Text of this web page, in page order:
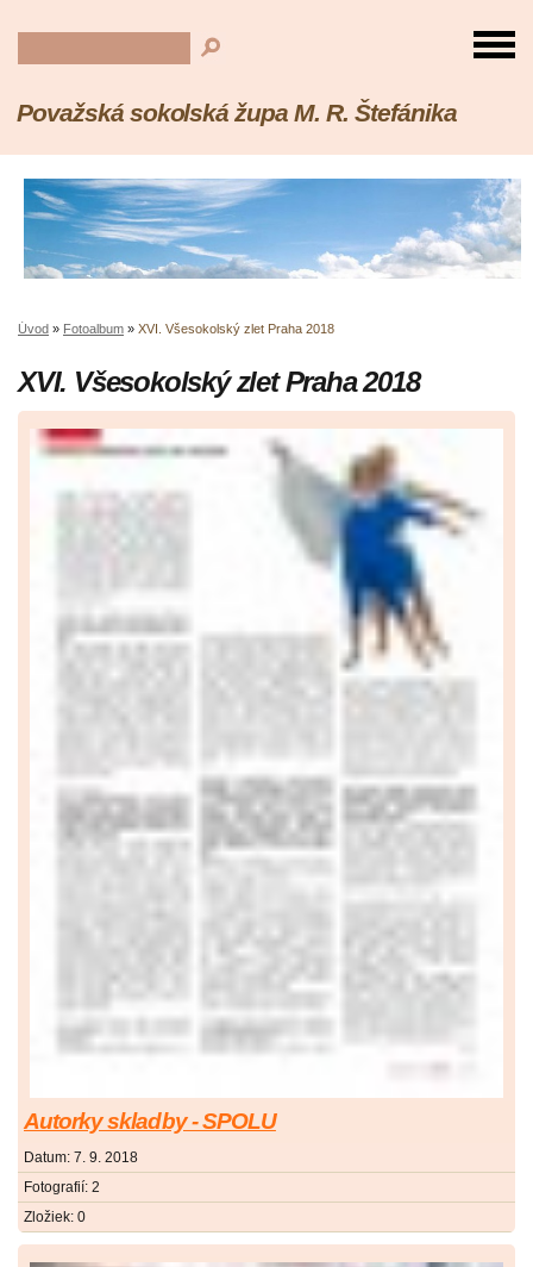
Považská sokolská župa M. R. Štefánika
Úvod » Fotoalbum » XVI. Všesokolský zlet Praha 2018
XVI. Všesokolský zlet Praha 2018
Autorky skladby - SPOLU
Datum: 7. 9. 2018
Fotografií: 2
Zložiek: 0